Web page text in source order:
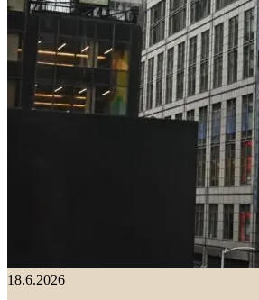
18.6.2026